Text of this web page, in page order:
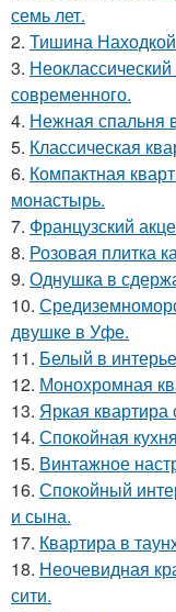
семь лет.
2. Тишина
3.
современного.
4. Нежная спальня
5. Классическая
6. Компактная
монастырь.
7. Французский
8. Розовая плитка
9. Однушка в
10.
двушке в Уфе.
11. Белый в
12. Монохромная
13. Яркая квартира
14. Спокойная
15. Винтажное
16. Спокойный
и сына.
17. Квартира в
18. Неочевидная
сити.